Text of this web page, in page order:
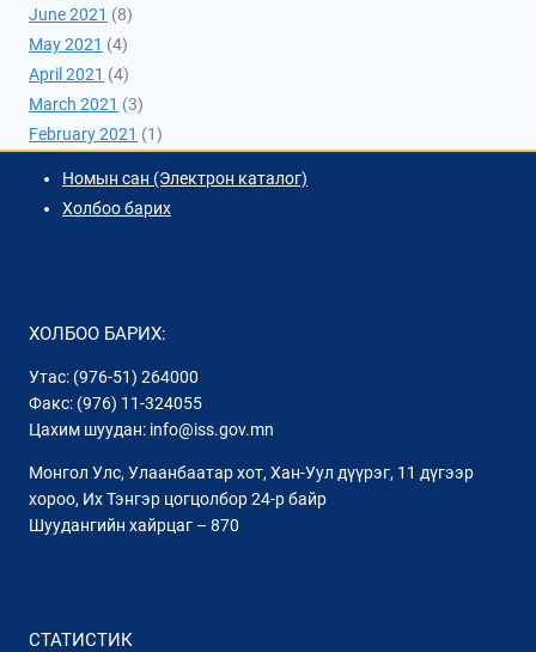
June 2021 (8)
May 2021 (4)
April 2021 (4)
March 2021 (3)
February 2021 (1)
Номын сан (Электрон каталог)
Холбоо барих
ХОЛБОО БАРИХ:
Утас: (976-51) 264000
Факс: (976) 11-324055
Цахим шуудан: info@iss.gov.mn
Монгол Улс, Улаанбаатар хот, Хан-Уул дүүрэг, 11 дүгээр
хороо, Их Тэнгэр цогцолбор 24-р байр
Шуудангийн хайрцаг – 870
СТАТИСТИК